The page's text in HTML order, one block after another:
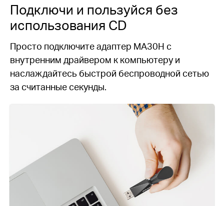
Подключи и пользуйся без
использования CD
Просто подключите адаптер MA30H с
внутренним драйвером к компьютеру и
наслаждайтесь быстрой беспроводной сетью
за считанные секунды.